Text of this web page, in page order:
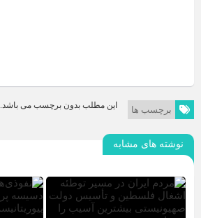
برچسب ها این مطلب بدون برچسب می باشد.
نوشته های مشابه